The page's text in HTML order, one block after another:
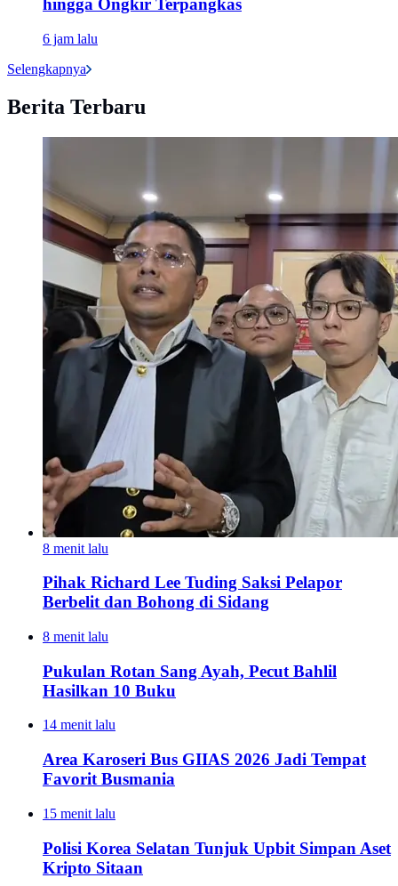
hingga Ongkir Terpangkas
6 jam lalu
Selengkapnya
Berita Terbaru
8 menit lalu
Pihak Richard Lee Tuding Saksi Pelapor
Berbelit dan Bohong di Sidang
8 menit lalu
Pukulan Rotan Sang Ayah, Pecut Bahlil
Hasilkan 10 Buku
14 menit lalu
Area Karoseri Bus GIIAS 2026 Jadi Tempat
Favorit Busmania
15 menit lalu
Polisi Korea Selatan Tunjuk Upbit Simpan Aset
Kripto Sitaan